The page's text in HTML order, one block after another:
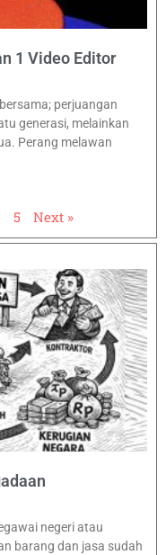
1 Video Editor
perjuangan
generasi, melainkan
Perang melawan
5 Next »
negeri atau
barang dan jasa sudah